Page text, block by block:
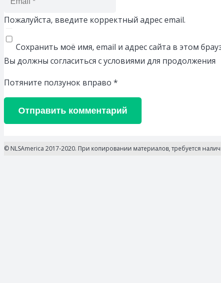
Пожалуйста, введите корректный адрес email.
Сохранить моё имя, email и адрес сайта в этом
Вы должны согласиться с условиями для продолжения
Потяните ползунок вправо *
Отправить комментарий
© NLSAmerica 2017-2020. При копировании материалов, требуется